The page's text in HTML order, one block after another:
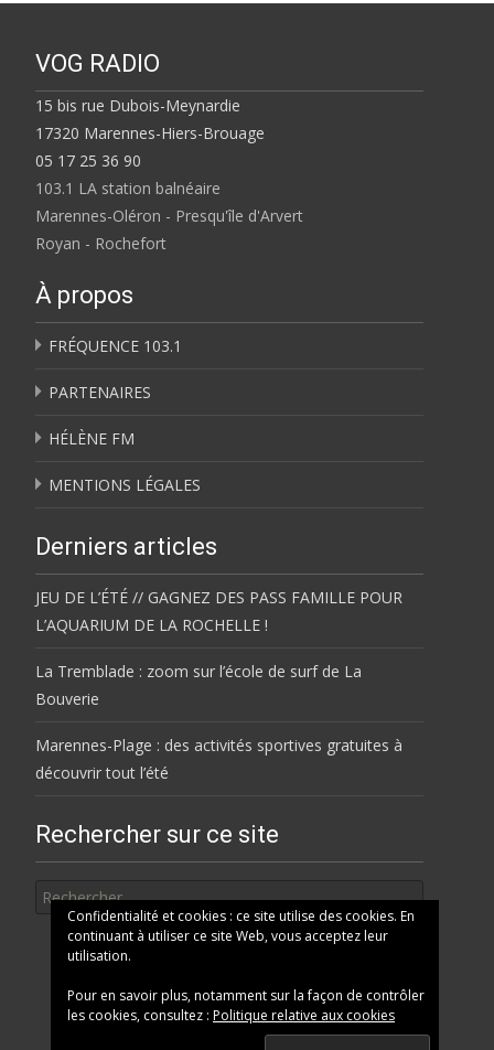
VOG RADIO
15 bis rue Dubois-Meynardie
17320 Marennes-Hiers-Brouage
05 17 25 36 90
103.1 LA station balnéaire
Marennes-Oléron - Presqu'île d'Arvert
Royan - Rochefort
À propos
FRÉQUENCE 103.1
PARTENAIRES
HÉLÈNE FM
MENTIONS LÉGALES
Derniers articles
JEU DE L’ÉTÉ // GAGNEZ DES PASS FAMILLE POUR
L’AQUARIUM DE LA ROCHELLE !
La Tremblade : zoom sur l’école de surf de La
Bouverie
Marennes-Plage : des activités sportives gratuites à
découvrir tout l’été
Rechercher sur ce site
Confidentialité et cookies : ce site utilise des cookies. En
continuant à utiliser ce site Web, vous acceptez leur
utilisation.
Pour en savoir plus, notamment sur la façon de contrôler
les cookies, consultez : Politique relative aux cookies